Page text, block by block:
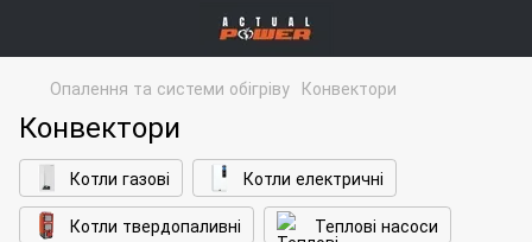
Опалення та системи обігріву Конвектори
Конвектори
Котли газові
Котли електричні
Котли твердопаливні
Теплові насоси